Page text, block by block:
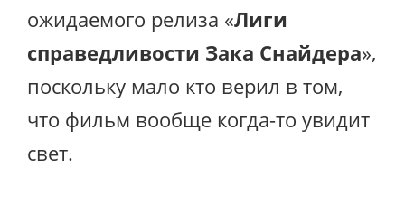
ожидаемого релиза «Лиги
справедливости Зака Снайдера»,
поскольку мало кто верил в том,
что фильм вообще когда-то увидит
свет.